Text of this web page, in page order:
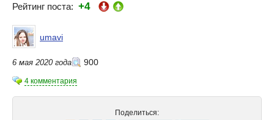
Рейтинг поста: +4
umavi
6 мая 2020 года 900
4 комментария
Поделиться: